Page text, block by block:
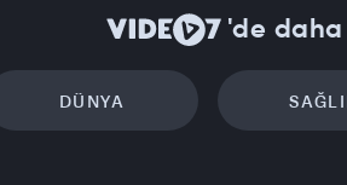
'de daha
DÜNYA